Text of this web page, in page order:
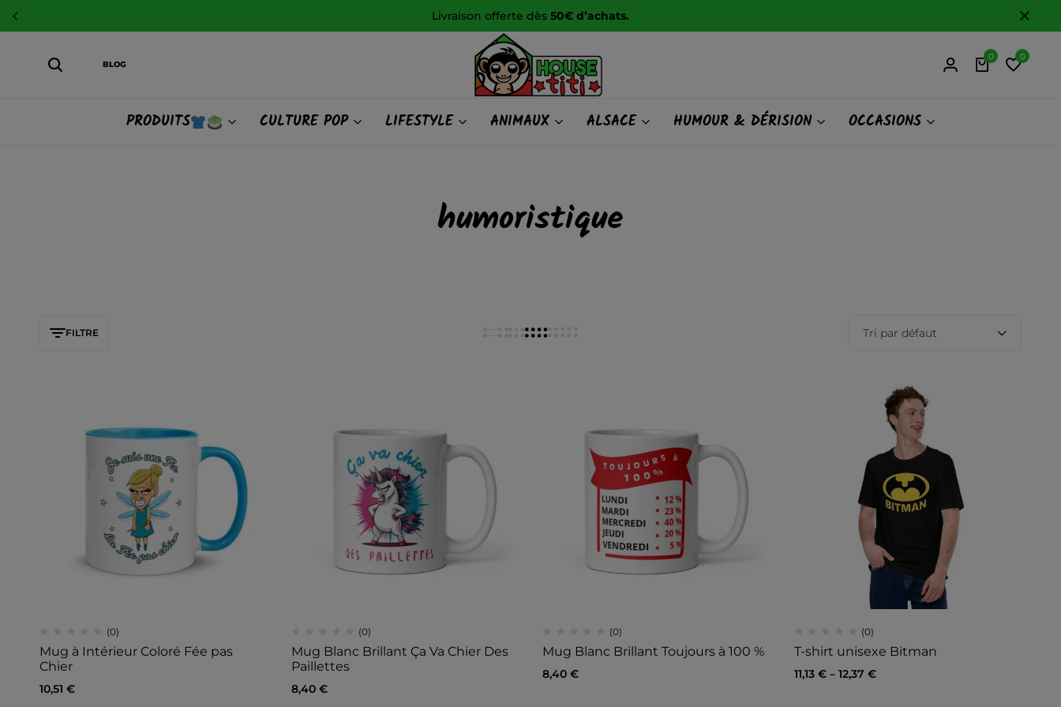
Livraison offerte dès 50€ d’achats.
BLOG
0 0
PRODUITS CULTURE POP LIFESTYLE ANIMAUX ALSACE HUMOUR & DÉRISION OCCASIONS
humoristique
FILTRE Tri par défaut
(0)
Mug à Intérieur Coloré Fée pas
Chier
10,51 €
(0)
Mug Blanc Brillant Ça Va Chier Des
Paillettes
8,40 €
(0)
Mug Blanc Brillant Toujours à 100 %
8,40 €
(0)
T-shirt unisexe Bitman
11,13 €– 12,37 €